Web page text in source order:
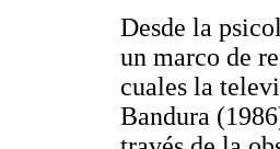
Desde la
un marco de
cuales la
Bandura